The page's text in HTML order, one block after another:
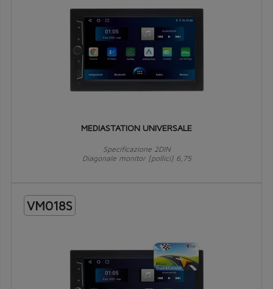
MEDIASTATION UNIVERSALE
Specificazione 2DIN
Diagonale monitor [pollici] 6,75
VM018S